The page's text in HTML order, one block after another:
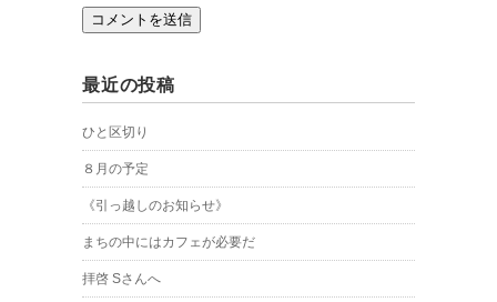
最近の投稿
ひと区切り
８月の予定
《引っ越しのお知らせ》
まちの中にはカフェが必要だ
拝啓 Sさんへ